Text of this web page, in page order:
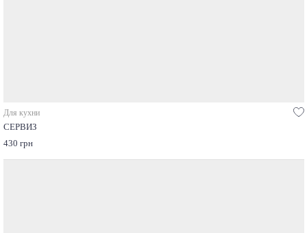
Для кухни
СЕРВИЗ
430 грн